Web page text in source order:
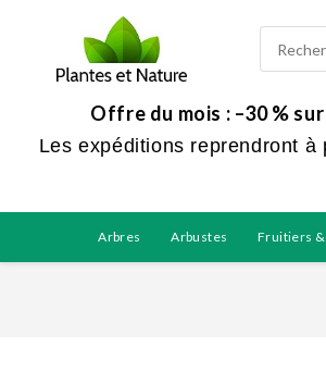
Offre du mois : –30 %
Les expéditions reprendront
Arbres Arbustes Fruitiers